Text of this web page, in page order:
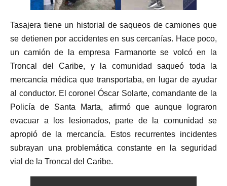
Tasajera tiene un historial de saqueos de camiones que
se detienen por accidentes en sus cercanías. Hace poco,
un camión de la empresa Farmanorte se volcó en la
Troncal del Caribe, y la comunidad saqueó toda la
mercancía médica que transportaba, en lugar de ayudar
al conductor. El coronel Óscar Solarte, comandante de la
Policía de Santa Marta, afirmó que aunque lograron
evacuar a los lesionados, parte de la comunidad se
apropió de la mercancía. Estos recurrentes incidentes
subrayan una problemática constante en la seguridad
vial de la Troncal del Caribe.